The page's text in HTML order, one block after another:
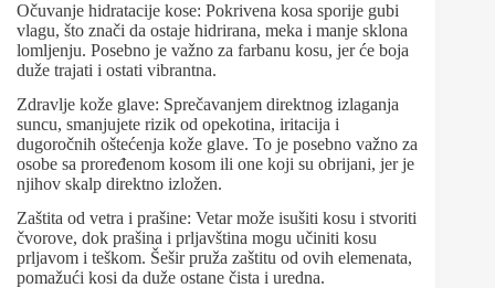
Očuvanje hidratacije kose: Pokrivena kosa sporije gubi
vlagu, što znači da ostaje hidrirana, meka i manje sklona
lomljenju. Posebno je važno za farbanu kosu, jer će boja
duže trajati i ostati vibrantna.
Zdravlje kože glave: Sprečavanjem direktnog izlaganja
suncu, smanjujete rizik od opekotina, iritacija i
dugoročnih oštećenja kože glave. To je posebno važno za
osobe sa proređenom kosom ili one koji su obrijani, jer je
njihov skalp direktno izložen.
Zaštita od vetra i prašine: Vetar može isušiti kosu i stvoriti
čvorove, dok prašina i prljavština mogu učiniti kosu
prljavom i teškom. Šešir pruža zaštitu od ovih elemenata,
pomažući kosi da duže ostane čista i uredna.